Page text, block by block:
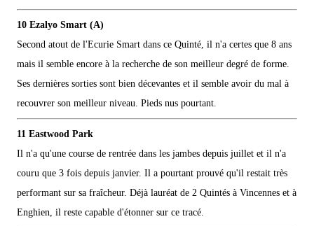
10 Ezalyo Smart (A)
Second atout de l'Ecurie Smart dans ce Quinté, il n'a certes que 8 ans
mais il semble encore à la recherche de son meilleur degré de forme.
Ses dernières sorties sont bien décevantes et il semble avoir du mal à
recouvrer son meilleur niveau. Pieds nus pourtant.
11 Eastwood Park
Il n'a qu'une course de rentrée dans les jambes depuis juillet et il n'a
couru que 3 fois depuis janvier. Il a pourtant prouvé qu'il restait très
performant sur sa fraîcheur. Déjà lauréat de 2 Quintés à Vincennes et à
Enghien, il reste capable d'étonner sur ce tracé.